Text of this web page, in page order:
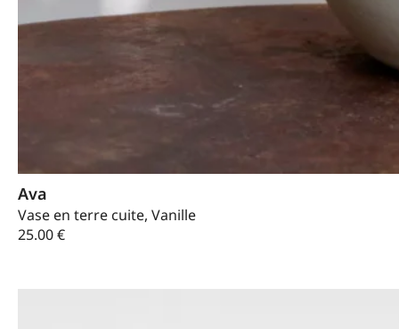
Ava
Vase en terre cuite, Vanille
25.00€